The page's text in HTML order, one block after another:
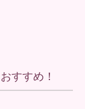
すすめ！